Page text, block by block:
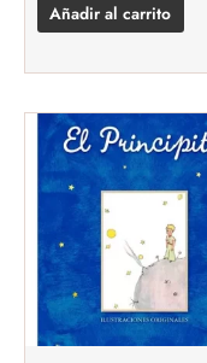
Añadir al carrito